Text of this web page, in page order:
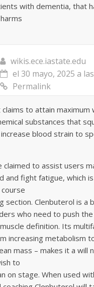
with dementia, that
wikis.ece.iastate.edu
el 30 mayo, 2025 a
Permalink
to attain maximum
substances that
blood strain to
claimed to assist users
and fight fatigue, which
section. Clenbuterol is a
who need to push
definition. Its
increasing metabolism
mass – makes it a will
to
on stage. When used